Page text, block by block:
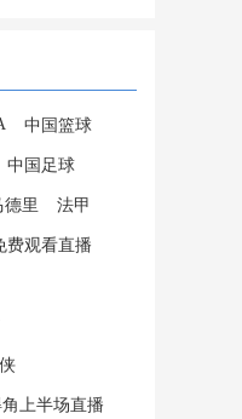
中国篮球
中国足球
德里 法甲
费观看直播
上半场直播